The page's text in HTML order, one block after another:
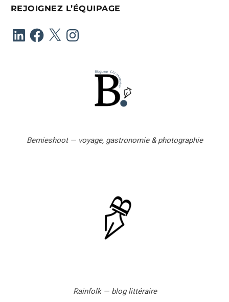
e
m
REJOIGNEZ L’ÉQUIPAGE
LinkedInFacebook
X Instagram
Bernieshoot — voyage, gastronomie & photographie
Rainfolk — blog littéraire